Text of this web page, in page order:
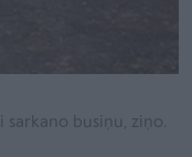
sarkano busiņu, ziņo.